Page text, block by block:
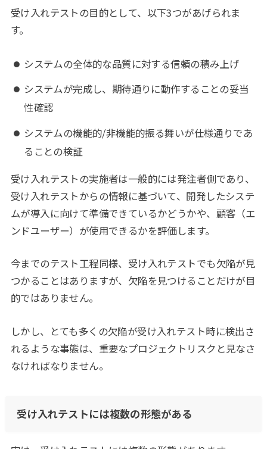
受け入れテストの目的として、以下3つがあげられま
す。
システムの全体的な品質に対する信頼の積み上げ
システムが完成し、期待通りに動作することの妥当
性確認
システムの機能的/非機能的振る舞いが仕様通りであ
ることの検証
受け入れテストの実施者は一般的には発注者側であり、
受け入れテストからの情報に基づいて、開発したシステ
ムが導入に向けて準備できているかどうかや、顧客（エ
ンドユーザー）が使用できるかを評価します。
今までのテスト工程同様、受け入れテストでも欠陥が見
つかることはありますが、欠陥を見つけることだけが目
的ではありません。
しかし、とても多くの欠陥が受け入れテスト時に検出さ
れるような事態は、重要なプロジェクトリスクと見なさ
なければなりません。
受け入れテストには複数の形態がある